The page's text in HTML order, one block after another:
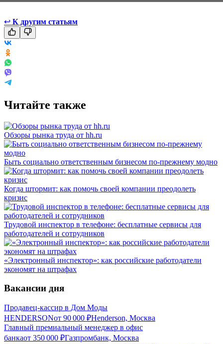
↩ К другим статьям
Читайте также
Обзоры рынка труда от hh.ru
Быть социально ответственным бизнесом по-прежнему модно
Когда штормит: как помочь своей компании преодолеть
кризис
Трудовой инспектор в телефоне: бесплатные сервисы для
работодателей и сотрудников
«Электронный инспектор»: как российские работодатели
экономят на штрафах
Вакансии дня
Продавец-кассир в Дом Моды
HENDERSONот 90 000 ₽Henderson, Москва
Главный премиальный менеджер в офис
банкаот 350 000 ₽Газпромбанк, Москва